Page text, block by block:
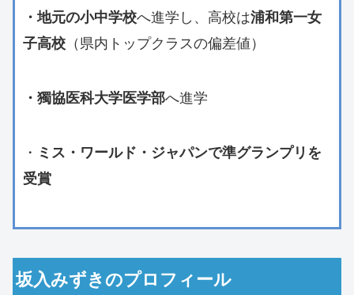
・地元の小中学校へ進学し、高校は浦和第一女
子高校 （県内トップクラスの偏差値）
・獨協医科大学医学部へ進学
・ ミス・ワールド・ジャパンで準グランプリを
受賞
坂入みずきのプロフィール